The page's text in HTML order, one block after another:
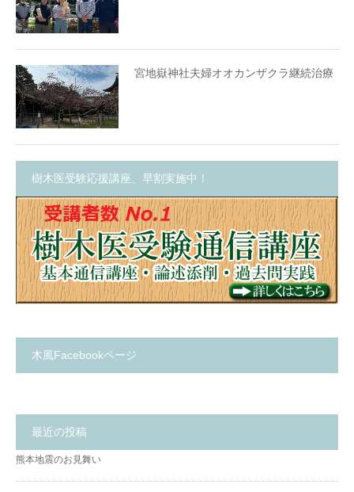
宮地嶽神社夫婦オオカンザクラ継続治療
樹木医受験応援講座、早割実施中！
木風Facebookページ
最近の投稿
熊本地震のお見舞い